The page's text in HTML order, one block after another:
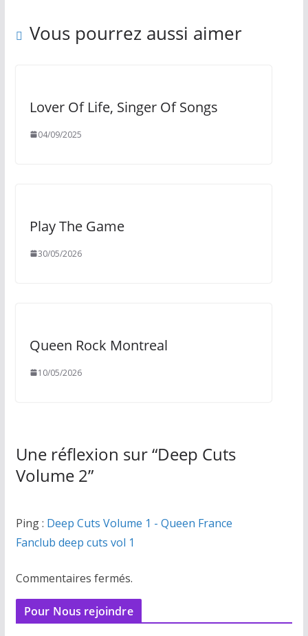
Vous pourrez aussi aimer
Lover Of Life, Singer Of Songs
04/09/2025
Play The Game
30/05/2026
Queen Rock Montreal
10/05/2026
Une réflexion sur “Deep Cuts
Volume 2”
Ping : Deep Cuts Volume 1 - Queen France
Fanclub deep cuts vol 1
Commentaires fermés.
Pour Nous rejoindre